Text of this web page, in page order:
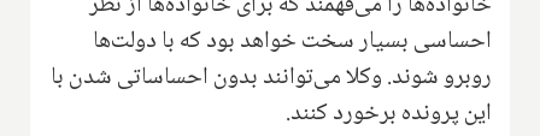
احساسی بسیار سخت خواهد بود که با دولت‌ها
روبرو شوند. وکلا می‌توانند بدون احساساتی شدن با
این پرونده برخورد کنند.